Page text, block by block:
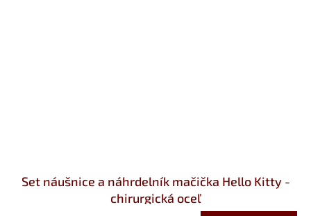
Set náušnice a náhrdelník mačička Hello Kitty -
chirurgická oceľ